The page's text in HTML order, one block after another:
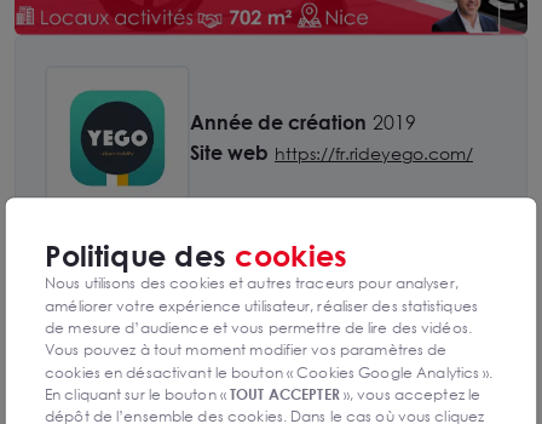
Année de création 2019
Site web https://fr.rideyego.com/
En ce début de semaine, notre agence
SOPHIA ANTIPOLIS & VAR ESTest heureuse d'avoir
accompagnéYEGOdans la prise à bail de locaux d'activités
d'une superficie d'environ 702 m² situés à Nice
Nous remercions le Bailleur et le Preneur pour leur confiance.
Politique des cookies
Nous utilisons des cookies et autres traceurs pour analyser,
améliorer votre expérience utilisateur, réaliser des statistiques
de mesure d’audience et vous permettre de lire des vidéos.
Vous pouvez à tout moment modifier vos paramètres de
cookies en désactivant le bouton « Cookies Google Analytics ».
En cliquant sur le bouton «TOUT ACCEPTER», vous acceptez le
dépôt de l’ensemble des cookies. Dans le cas où vous cliquez